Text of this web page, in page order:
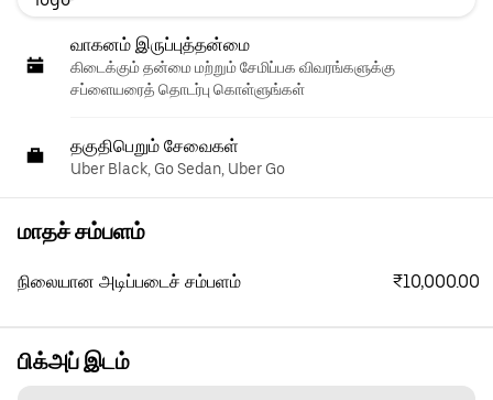
வாகனம் இருப்புத்தன்மை
கிடைக்கும் தன்மை மற்றும் சேமிப்பக விவரங்களுக்கு
சப்ளையரைத் தொடர்பு கொள்ளுங்கள்
தகுதிபெறும் சேவைகள்
Uber Black, Go Sedan, Uber Go
மாதச் சம்பளம்
நிலையான அடிப்படைச் சம்பளம் ₹10,000.00
பிக்அப் இடம்